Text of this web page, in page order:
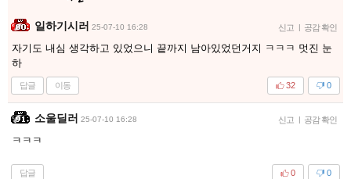
일하기시러 25-07-10 16:28 신고 | 공감 확인
자기도 내심 생각하고 있었으니 끝까지 남아있었던거지 ㅋㅋㅋ 멋진 눈
하
답글 이동 0
32
소울딜러 25-07-10 16:28 신고 | 공감 확인
ㅋㅋㅋ
답글 0
0